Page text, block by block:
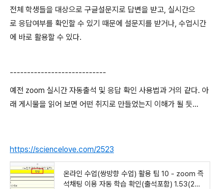
전체 학생들을 대상으로 구글설문지로 답변을 받고, 실시간으
로 응답여부를 확인할 수 있기 때문에 설문지를 받거나, 수업시간
에 바로 활용할 수 있다.
----------------------------
예전 zoom 실시간 자동출석 및 응답 확인 사용법과 거의 같다. 아
래 게시물을 읽어 보면 어떤 취지로 만들었는지 이해가 될 듯...
https://sciencelove.com/2523
온라인 수업(쌍방향 수업) 활용 팁 10 - zoom 즉
석채팅 이용 자동 학습 확인(출석포함) 1.53(202